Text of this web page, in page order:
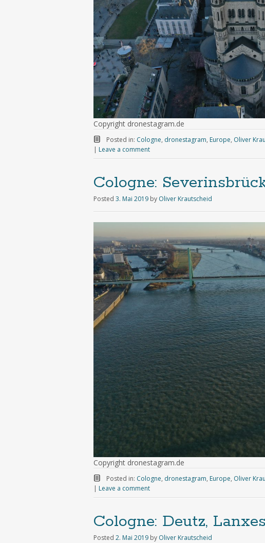
Copyright dronestagram.de
Posted in: Cologne, dronestagram, Europe, Oliver
| Leave a comment
Cologne:
Posted 3. Mai 2019 by Oliver Krautscheid
Copyright dronestagram.de
Posted in: Cologne, dronestagram, Europe, Oliver
| Leave a comment
Cologne: Deutz,
Posted 2. Mai 2019 by Oliver Krautscheid